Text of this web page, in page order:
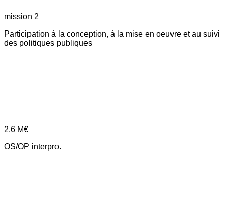
mission 2
Participation à la conception, à la mise en oeuvre et au suivi
des politiques publiques
2.6 M€
OS/OP interpro.